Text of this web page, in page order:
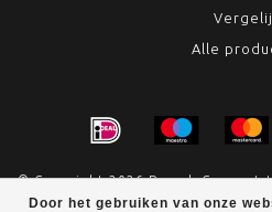
Door het gebruiken van onze
Alle
© Copyright 2026 Rumah
- Theme by